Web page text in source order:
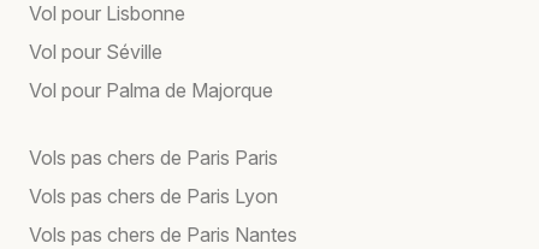
Vol pour Lisbonne
Vol pour Séville
Vol pour Palma de Majorque
Vols pas chers de Paris Paris
Vols pas chers de Paris Lyon
Vols pas chers de Paris Nantes